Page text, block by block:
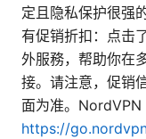
定且隐私保护很强
有促销折扣：点击
外服務，帮助你在
接。请注意，促销
面为准。NordVPN
https://